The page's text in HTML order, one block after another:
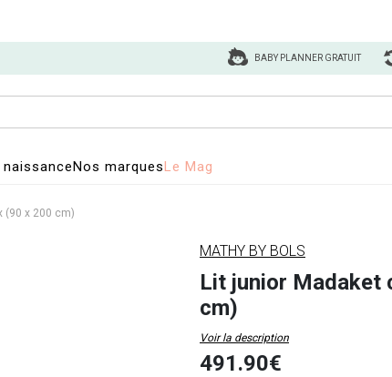
BABY PLANNER GRATUIT
Nos marquesLe Mag
(90 x 200 cm)
MATHY BY BOLS
Lit junior Madaket
cm)
Voir la description
491.90€